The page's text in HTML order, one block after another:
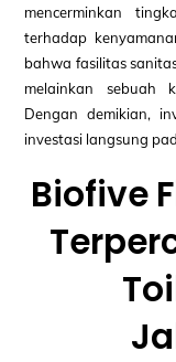
mencerminkan
terhadap
bahwa fasilitas
melainkan sebuah
Dengan demikian,
investasi langsung
Biofive